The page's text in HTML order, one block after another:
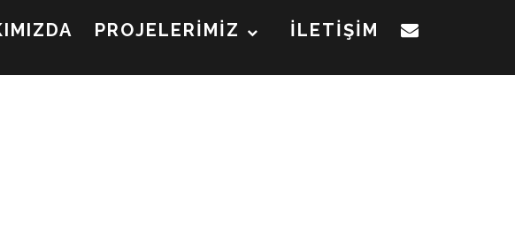
PROJELERİMİZ İLETİŞİM